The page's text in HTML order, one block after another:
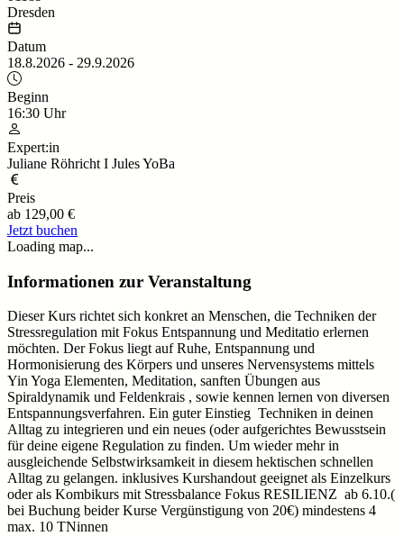
Dresden
Datum
18.8.2026 - 29.9.2026
Beginn
16:30 Uhr
Expert:in
Juliane Röhricht I Jules YoBa
Preis
ab 129,00 €
Jetzt buchen
Loading map...
Informationen zur Veranstaltung
Dieser Kurs richtet sich konkret an Menschen, die Techniken der
Stressregulation mit Fokus Entspannung und Meditatio erlernen
möchten. Der Fokus liegt auf Ruhe, Entspannung und
Hormonisierung des Körpers und unseres Nervensystems mittels
Yin Yoga Elementen, Meditation, sanften Übungen aus
Spiraldynamik und Feldenkrais , sowie kennen lernen von diversen
Entspannungsverfahren. Ein guter Einstieg Techniken in deinen
Alltag zu integrieren und ein neues (oder aufgerichtes Bewusstsein
für deine eigene Regulation zu finden. Um wieder mehr in
ausgleichende Selbstwirksamkeit in diesem hektischen schnellen
Alltag zu gelangen. inklusives Kurshandout geeignet als Einzelkurs
oder als Kombikurs mit Stressbalance Fokus RESILIENZ ab 6.10.(
bei Buchung beider Kurse Vergünstigung von 20€) mindestens 4
max. 10 TNinnen